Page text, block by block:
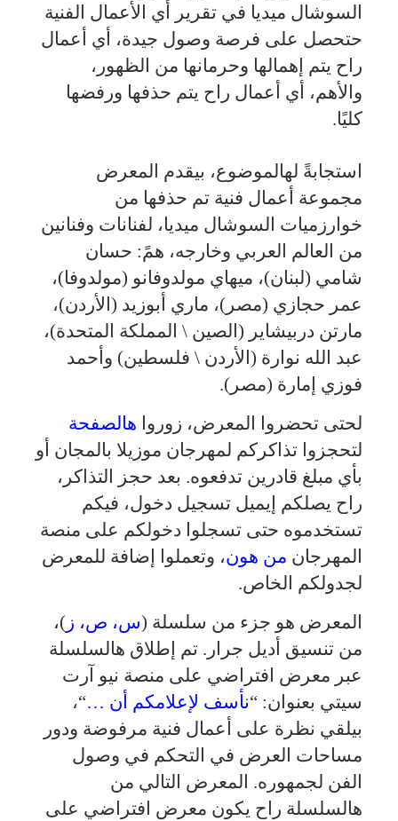
السوشال ميديا في تقرير أي الأعمال الفنية
حتحصل على فرصة وصول جيدة، أي أعمال
راح يتم إهمالها وحرمانها من الظهور،
والأهم، أي أعمال راح يتم حذفها ورفضها
كليًا.
استجابةً لهالموضوع، بيقدم المعرض
مجموعة أعمال فنية تم حذفها من
خوارزميات السوشال ميديا، لفنانات وفنانين
من العالم العربي وخارجه، همً: حسان
شامي (لبنان)، ميهاي مولدوفانو (مولدوفا)،
عمر حجازي (مصر)، ماري أبوزيد (الأردن)،
مارتن دربيشاير (الصين \ المملكة المتحدة)،
عبد الله نوارة (الأردن \ فلسطين) وأحمد
فوزي إمارة (مصر).
لحتى تحضروا المعرض، زوروا هالصفحة
لتحجزوا تذاكركم لمهرجان موزيلا بالمجان أو
بأي مبلغ قادرين تدفعوه. بعد حجز التذاكر،
راح يصلكم إيميل تسجيل دخول، فيكم
تستخدموه حتى تسجلوا دخولكم على منصة
المهرجان من هون، وتعملوا إضافة للمعرض
لجدولكم الخاص.
المعرض هو جزء من سلسلة (س، ص، ز )،
من تنسيق أديل جرار. تم إطلاق هالسلسلة
عبر معرض افتراضي على منصة نيو آرت
سيتي بعنوان: “نأسف لإعلامكم أن …“،
بيلقي نظرة على أعمال فنية مرفوضة ودور
مساحات العرض في التحكم في وصول
الفن لجمهوره. المعرض التالي من
هالسلسلة راح يكون معرض افتراضي على